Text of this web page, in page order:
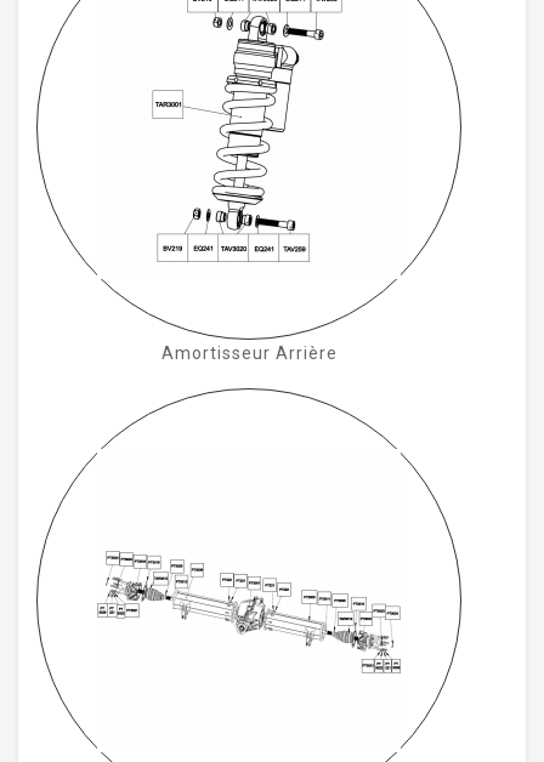
Amortisseur Arrière